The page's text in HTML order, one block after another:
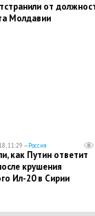
от
Молдавии
11:29 —Россия
как Путин ответит
крушения
Ил-20 в Сирии